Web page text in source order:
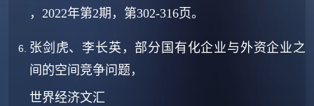
，2022年第2期，第302-316页。
张剑虎、李长英，部分国有化企业与外资企业之
间的空间竞争问题，
世界经济文汇